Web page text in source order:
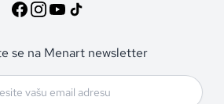
se na Menart newsletter